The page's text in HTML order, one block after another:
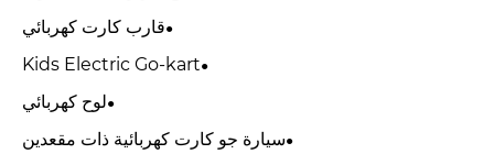
قارب كارت كهربائي
Kids Electric Go-kart
لوح كهربائي
سيارة جو كارت كهربائية ذات مقعدين